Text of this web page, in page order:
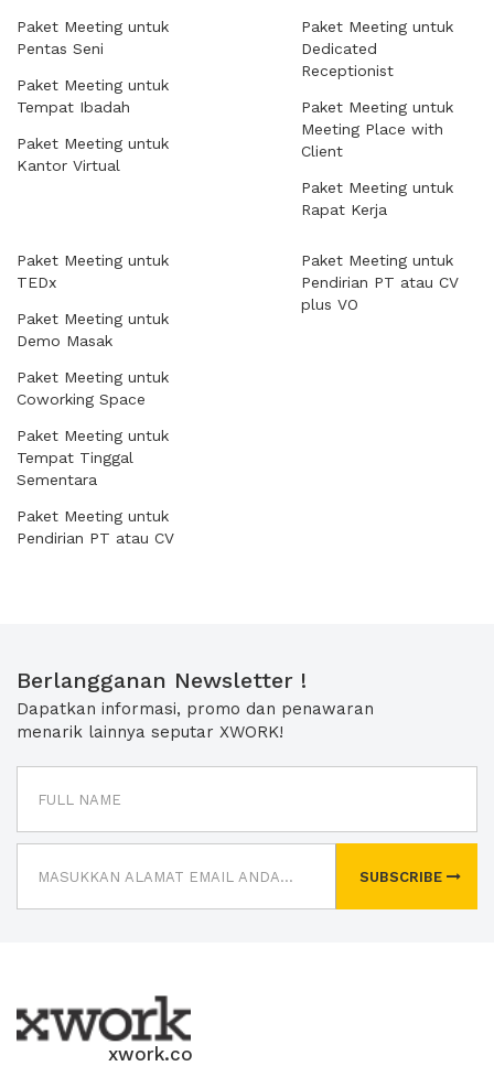
Paket Meeting untuk
Pentas Seni
Paket Meeting untuk
Tempat Ibadah
Paket Meeting untuk
Kantor Virtual
Paket Meeting untuk
Dedicated
Receptionist
Paket Meeting untuk
Meeting Place with
Client
Paket Meeting untuk
Rapat Kerja
Paket Meeting untuk
TEDx
Paket Meeting untuk
Demo Masak
Paket Meeting untuk
Coworking Space
Paket Meeting untuk
Tempat Tinggal
Sementara
Paket Meeting untuk
Pendirian PT atau CV
Paket Meeting untuk
Pendirian PT atau CV
plus VO
Berlangganan Newsletter !
Dapatkan informasi, promo dan penawaran
menarik lainnya seputar XWORK!
SUBSCRIBE
xwork.co